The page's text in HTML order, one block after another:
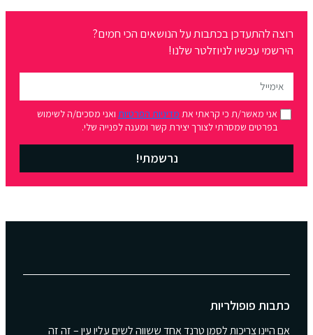
רוצה להתעדכן בכתבות על הנושאים הכי חמים?
הירשמי עכשיו לניוזלטר שלנו!
אני מאשר/ת כי קראתי את מדיניות הפרטיות ואני מסכים/ה לשימוש
בפרטים שמסרתי לצורך יצירת קשר ומענה לפנייה שלי.
נרשמתי!
כתבות פופולריות
אם היינו צריכות לסמן טרנד אחד ששווה לשים עליו עין – זה זה